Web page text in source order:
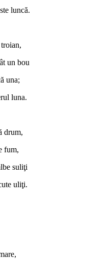
luncă.
un bou
una;
luna.
drum,
fum,
suliţi
uliţi.